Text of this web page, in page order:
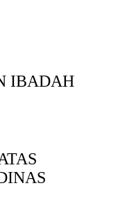
IBADAH